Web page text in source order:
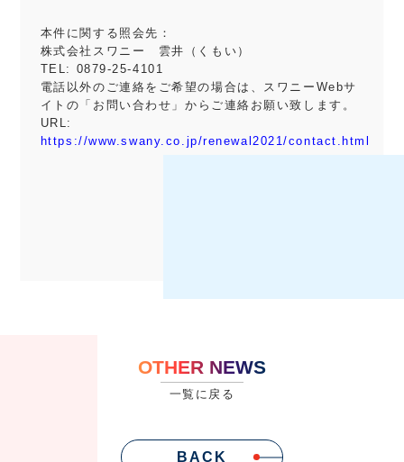
本件に関する照会先：
株式会社スワニー 雲井（くもい）
TEL: 0879-25-4101
電話以外のご連絡をご希望の場合は、スワニーWebサ
イトの 「お問い合わせ」からご連絡お願い致します。
URL:
https://www.swany.co.jp/renewal2021/contact.html
OTHER NEWS
一覧に戻る
BACK